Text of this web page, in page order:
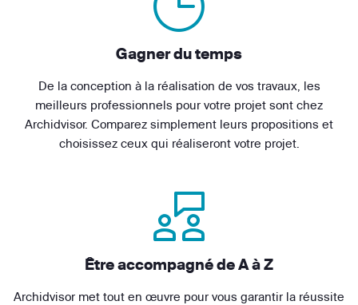
Gagner du temps
De la conception à la réalisation de vos travaux, les
meilleurs professionnels pour votre projet sont chez
Archidvisor. Comparez simplement leurs propositions et
choisissez ceux qui réaliseront votre projet.
Être accompagné de A à Z
Archidvisor met tout en œuvre pour vous garantir la réussite